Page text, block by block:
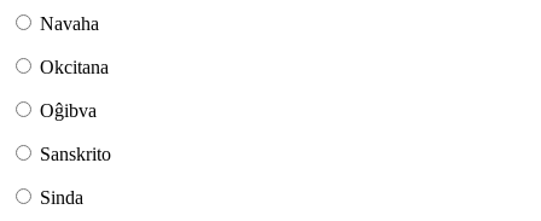
Navaha
Okcitana
Oĝibva
Sanskrito
Sinda